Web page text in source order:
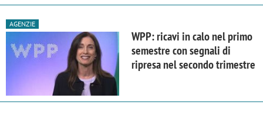
AGENZIE
WPP: ricavi in calo nel primo
semestre con segnali di
ripresa nel secondo trimestre